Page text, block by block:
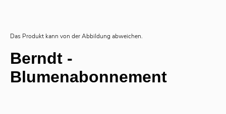
Das Produkt kann von der Abbildung abweichen.
Berndt -
Blumenabonnement